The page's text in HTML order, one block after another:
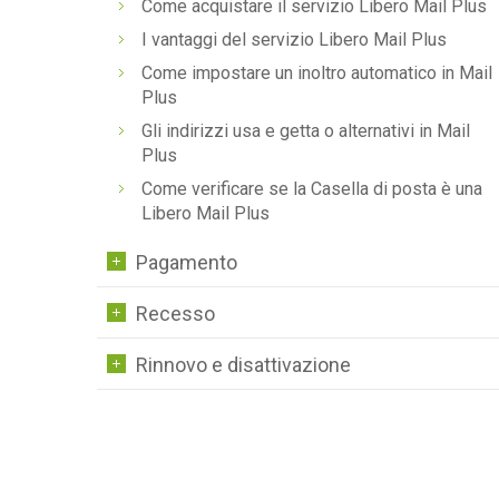
Come acquistare il servizio Libero Mail Plus
I vantaggi del servizio Libero Mail Plus
Come impostare un inoltro automatico in Mail
Plus
Gli indirizzi usa e getta o alternativi in Mail
Plus
Come verificare se la Casella di posta è una
Libero Mail Plus
Pagamento
Recesso
Rinnovo e disattivazione